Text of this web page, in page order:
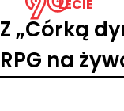
LECIE
Z „Córką
RPG na